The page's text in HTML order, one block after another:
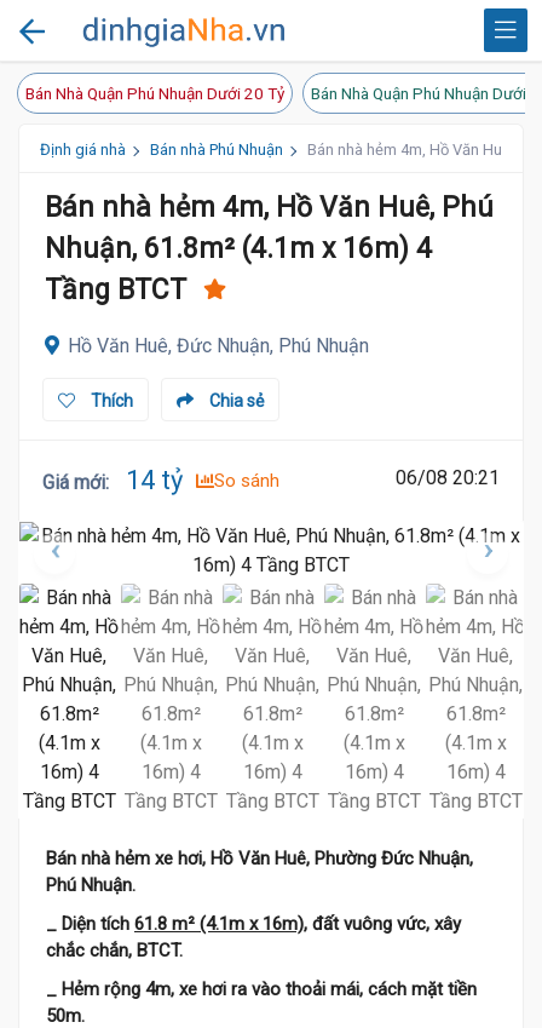
Bán Nhà Quận Phú Nhuận Dưới 20 Tỷ Bán Nhà Quận Phú Nhuận Dưới
Định giá nhà Bán nhà Phú Nhuận Bán nhà hẻm 4m, Hồ Văn Huê,
Bán nhà hẻm 4m, Hồ Văn Huê, Phú
Nhuận, 61.8m² (4.1m x 16m) 4
Tầng BTCT
Hồ Văn Huê, Đức Nhuận, Phú Nhuận
Chia sẻ
Thích
Giá mới: 14 tỷ So sánh 06/08 20:21
Bán nhà hẻm xe hơi, Hồ Văn Huê, Phường Đức Nhuận,
Phú Nhuận.
_ Diện tích 61.8 m² (4.1m x 16m), đất vuông vức, xây
chắc chắn, BTCT.
_ Hẻm rộng 4m, xe hơi ra vào thoải mái, cách mặt tiền
50m.